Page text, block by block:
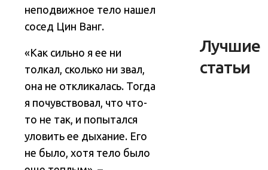
неподвижное тело нашел
сосед Цин Ванг.
«Как сильно я ее ни
толкал, сколько ни звал,
она не откликалась. Тогда
я почувствовал, что что-
то не так, и попытался
уловить ее дыхание. Его
не было, хотя тело было
Лучшие
статьи